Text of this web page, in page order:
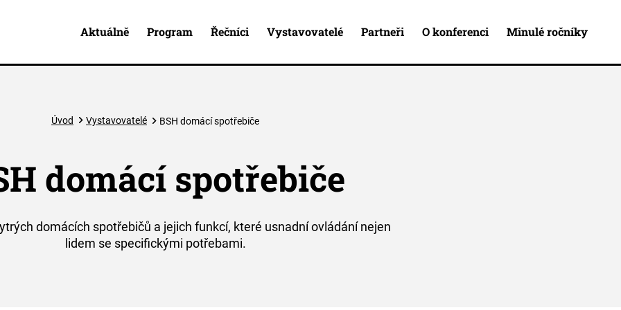
Aktuálně
Program Řečníci Vystavovatelé Partneři O konferenci Minulé ročníky
Úvod Vystavovatelé BSH domácí spotřebiče
domácí spotřebiče
domácích spotřebičů a jejich funkcí, které usnadní ovládání nejen
lidem se specifickými potřebami.